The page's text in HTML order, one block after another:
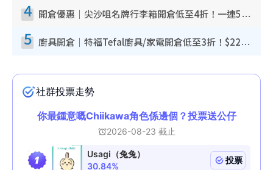
4 開倉優惠｜尖沙咀名牌行李箱開倉低至4折！一連5日 American Tourister/ace./Hallmark $200起！
5 廚具開倉｜特福Tefal廚具/家電開倉低至3折！$220起買平底鍋/炒鑊/湯煲！電飯煲/吸塵機/燙斗$418起